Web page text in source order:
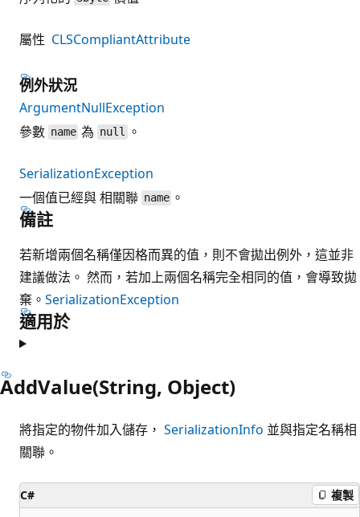
屬性 CLSCompliantAttribute
例外狀況
ArgumentNullException
參數 name 為 null 。
SerializationException
一個值已經與 相關聯 name 。
備註
若新增兩個名稱僅因格而異的值，則不會拋出例外，這並非
建議做法。 然而，若加上兩個名稱完全相同的值，會導致拋
棄。 SerializationException
適用於
AddValue(String, Object)
將指定的物件加入儲存， SerializationInfo 並與指定名稱相
關聯。
C# 複製